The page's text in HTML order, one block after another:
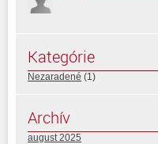
Kategórie
Nezaradené (1)
Archív
august 2025